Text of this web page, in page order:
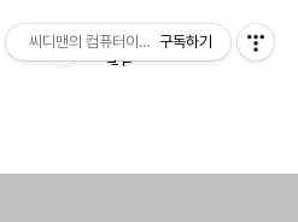
씨디맨의 컴퓨터이야기구독하기